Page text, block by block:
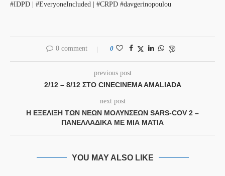
#IDPD | #EveryoneIncluded | #CRPD #davgerinopoulou
0 comment 0
previous post
2/12 – 8/12 ΣΤΟ CINECINEMA AMALIADA
next post
Η ΕΞΈΛΙΞΗ ΤΩΝ ΝΈΩΝ ΜΟΛΎΝΣΕΩΝ SARS-COV 2 –
ΠΑΝΕΛΛΑΔΙΚΆ ΜΕ ΜΙΑ ΜΑΤΙΆ
YOU MAY ALSO LIKE